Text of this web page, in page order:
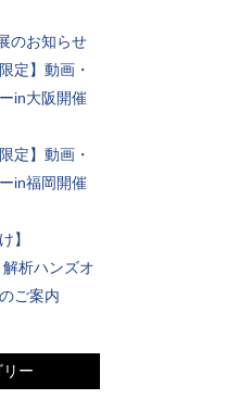
のお知らせ
定】動画・
in大阪開催
定】動画・
in福岡開催
】
析ハンズオ
ご案内
ー